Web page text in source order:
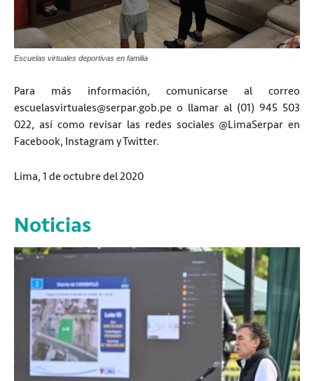
Escuelas virtuales deportivas en familia
Para más información, comunicarse al correo
escuelasvirtuales@serpar.gob.pe o llamar al (01) 945 503
022, así como revisar las redes sociales @LimaSerpar en
Facebook, Instagram y Twitter.
Lima, 1 de octubre del 2020
Noticias